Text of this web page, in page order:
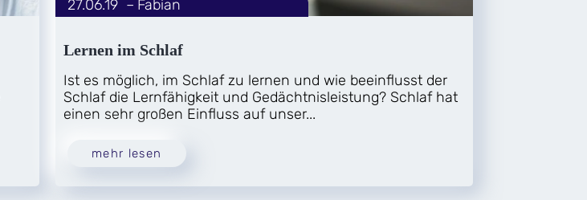
Lernen im Schlaf
Fabian
27.06.19
Ist es möglich, im Schlaf zu lernen und wie beeinflusst der
Schlaf die Lernfähigkeit und Gedächtnisleistung? Schlaf hat
einen sehr großen Einfluss auf unser...
mehr lesen